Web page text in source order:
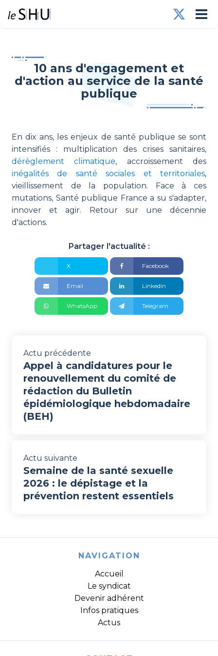
10 ans d'engagement et
d'action au service de la santé
publique
En dix ans, les enjeux de santé publique se sont
intensifiés : multiplication des crises sanitaires,
dérèglement climatique, accroissement des
inégalités de santé sociales et territoriales,
vieillissement de la population. Face à ces
mutations, Santé publique France a su s'adapter,
innover et agir. Retour sur une décennie
d'actions.
Partager l'actualité :
X Facebook
Email Linkedin
WhatsApp Telegram
Actu précédente
Appel à candidatures pour le
renouvellement du comité de
rédaction du Bulletin
épidémiologique hebdomadaire
(BEH)
Actu suivante
Semaine de la santé sexuelle
2026 : le dépistage et la
prévention restent essentiels
NAVIGATION
Accueil
Le syndicat
Devenir adhérent
Infos pratiques
Actus